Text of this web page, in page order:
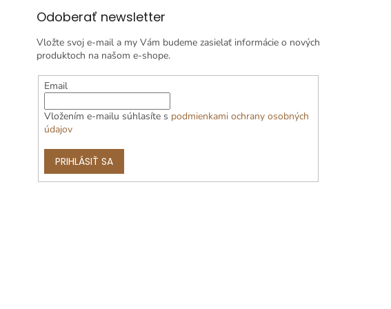
Odoberať newsletter
Vložte svoj e-mail a my Vám budeme zasielať informácie o nových
produktoch na našom e-shope.
Email
Vložením e-mailu súhlasíte s podmienkami ochrany osobných
údajov
PRIHLÁSIŤ SA